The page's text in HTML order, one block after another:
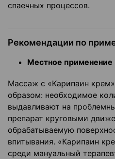
спаечных процессов.
Рекомендации по
Местное применение
Массаж с «Карипаин
образом: необходимое
выдавливают на
препарат круговыми
обрабатываемую
впитывания. «Карипаин
среди мануальный